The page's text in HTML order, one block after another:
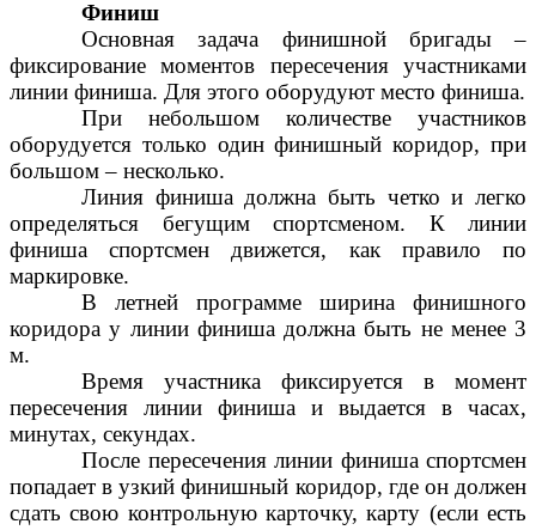
Финиш
Основная задача финишной бригады –
фиксирование моментов пересечения участниками
линии финиша. Для этого оборудуют место финиша.
При небольшом количестве участников
оборудуется только один финишный коридор, при
большом – несколько.
Линия финиша должна быть четко и легко
определяться бегущим спортсменом. К линии
финиша спортсмен движется, как правило по
маркировке.
В летней программе ширина финишного
коридора у линии финиша должна быть не менее 3
м.
Время участника фиксируется в момент
пересечения линии финиша и выдается в часах,
минутах, секундах.
После пересечения линии финиша спортсмен
попадает в узкий финишный коридор, где он должен
сдать свою контрольную карточку, карту (если есть